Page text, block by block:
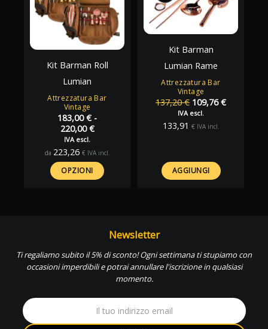
Attrezzatura Bar
Vintage
Kit Barman Roll
Lumian
183,00€ -
220,00€Fascia
prezzo:
da
183,00 €
a
IVA escl.
da 223,26 € IVA incl.
OPZIONI
Attrezzatura Bar
Vintage
Kit Barman
Lumian Rame
137,20€ Il
prezzo
originale
109,76€Il
IVA escl.
133,91 € IVA incl.
AGGIUNGI
Newsletter
Ti regaliamo subito il 5% di sconto! Ogni settimana ti stupiamo con
occasioni imperdibili e potrai annullare l'iscrizione in qualsiasi
momento.